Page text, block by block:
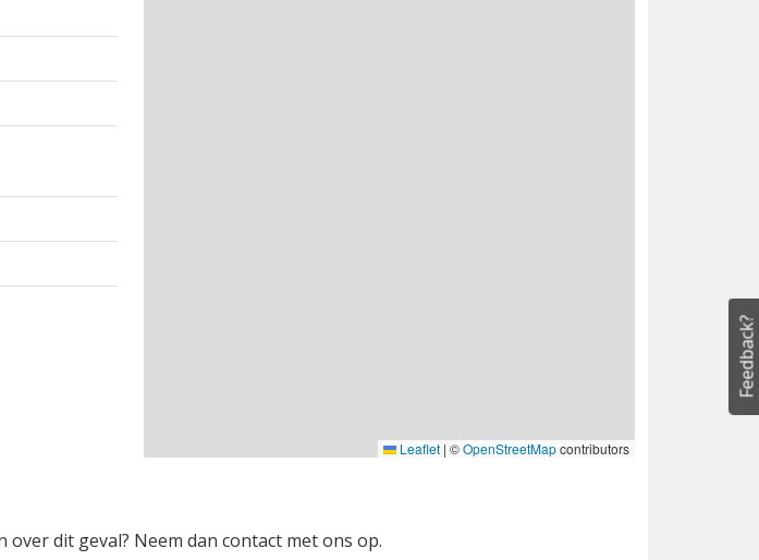
Leaflet | ©OpenStreetMapcontributors
dit geval? Neem dan contact met ons op.
Feedback?